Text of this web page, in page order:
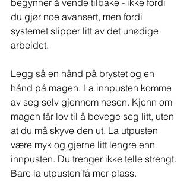
begynner å vende tilbake - ikke fordi
du gjør noe avansert, men fordi
systemet slipper litt av det unødige
arbeidet.
Legg så en hånd på brystet og en
hånd på magen. La innpusten komme
av seg selv gjennom nesen. Kjenn om
magen får lov til å bevege seg litt, uten
at du må skyve den ut. La utpusten
være myk og gjerne litt lengre enn
innpusten. Du trenger ikke telle strengt.
Bare la utpusten få mer plass.